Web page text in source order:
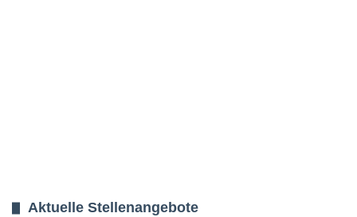
Aktuelle Stellenangebote